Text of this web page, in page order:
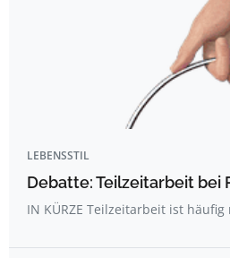
LEBENSSTIL
Debatte: Teilzeitarbeit
IN KÜRZE Teilzeitarbeit ist